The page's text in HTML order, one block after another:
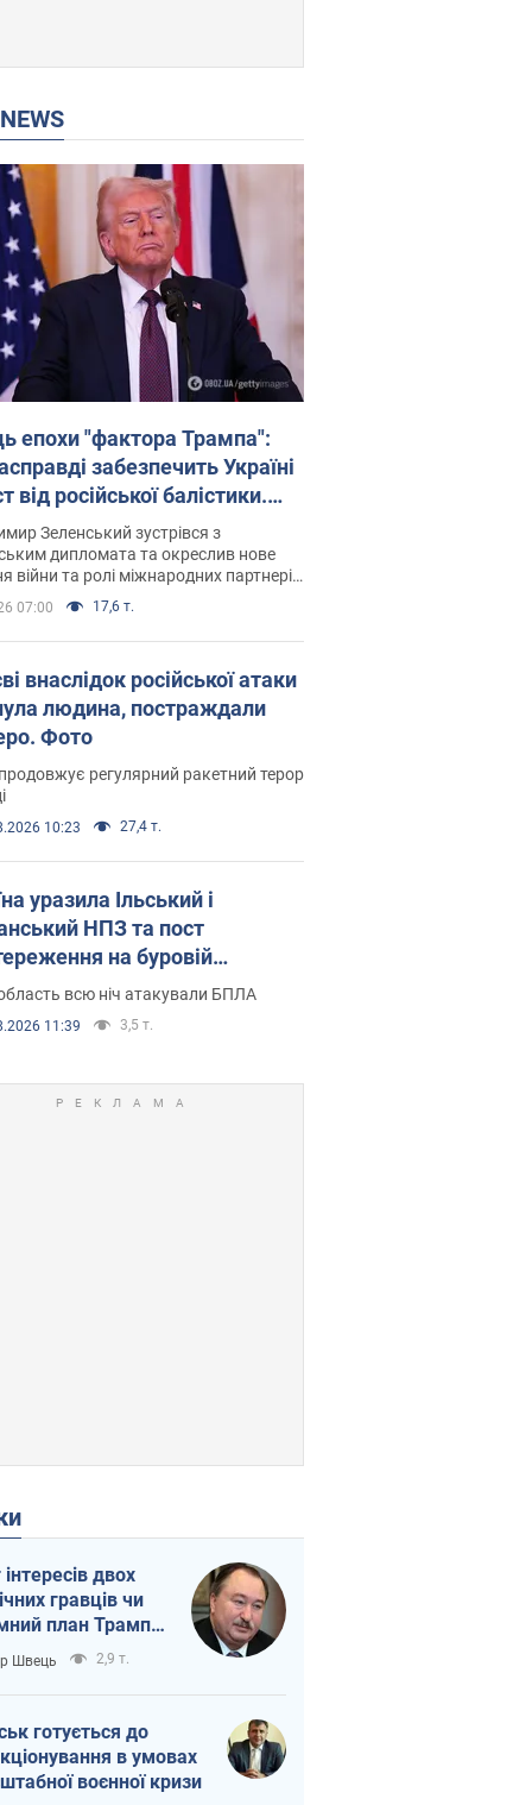
NEWS
епохи "фактора Трампа":
забезпечить Україні
від російської балістики.
з Безсмертним
Зеленський зустрівся з
дипломата та окреслив нове
війни та ролі міжнародних партнерів
з Росією
07:00 17,6 т.
внаслідок російської атаки
людина, постраждали
Фото
регулярний ракетний терор
10:23 27,4 т.
уразила Ільський і
НПЗ та пост
на буровій
"Сиваш": Генштаб
деталі. Фото і відео
всю ніч атакували БПЛА
11:39 3,5 т.
інтересів двох
гравців чи
план Трампа
Швець 2,9 т.
готується до
в умовах
воєнної кризи